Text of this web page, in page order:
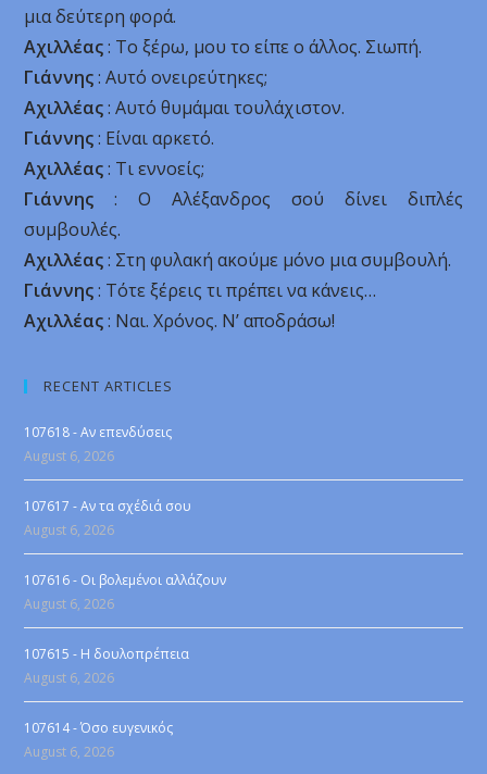
μια δεύτερη φορά.
Αχιλλέας: Το ξέρω, μου το είπε ο άλλος. Σιωπή.
Γιάννης: Αυτό ονειρεύτηκες;
Αχιλλέας: Αυτό θυμάμαι τουλάχιστον.
Γιάννης: Είναι αρκετό.
Αχιλλέας: Τι εννοείς;
Γιάννης: Ο Αλέξανδρος σού δίνει διπλές
συμβουλές.
Αχιλλέας: Στη φυλακή ακούμε μόνο μια συμβουλή.
Γιάννης: Τότε ξέρεις τι πρέπει να κάνεις…
Αχιλλέας: Ναι. Χρόνος. Ν’ αποδράσω!
RECENT ARTICLES
107618 - Αν επενδύσεις
August 6, 2026
107617 - Αν τα σχέδιά σου
August 6, 2026
107616 - Οι βολεμένοι αλλάζουν
August 6, 2026
107615 - Η δουλοπρέπεια
August 6, 2026
107614 - Όσο ευγενικός
August 6, 2026